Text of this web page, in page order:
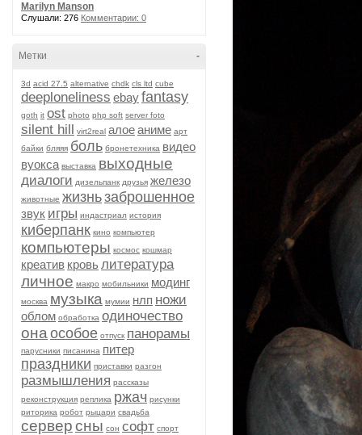
Marilyn Manson
Слушали: 276 Комментарии: 0
-
Метки
3d acid 27.5 alternative chdk cls ltd cube
deeploneliness ebayfantasy
goth it ost photo php soft server foto
silent hill virt2real алоеаниме арт
байки бляяя боль бронетехника видео
вуокса выставка выходные
диалоги дизельпанк друзья железо
животные жизньзаброшенное
звук игры индастриал история
киберпанк кино компьютер
компьютеры космос кошмар
креатив кровьлитература
личное макро мобильники модинг
москва музыка мумии нлп ножи
облом обработка одиночество
она особое отпуск панорамы
парусники писанина питер
праздники приставки разгон
размышления рассказы
реконструкция реплика ржач рисунки
риторика робот рыцари свадьба
серверсны сон софт спорт